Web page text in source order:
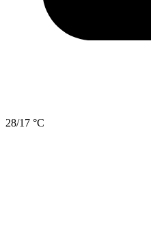
28/17 °C